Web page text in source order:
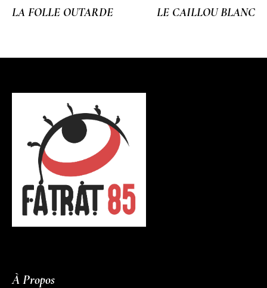
LA FOLLE OUTARDE LE CAILLOU BLANC
À Propos